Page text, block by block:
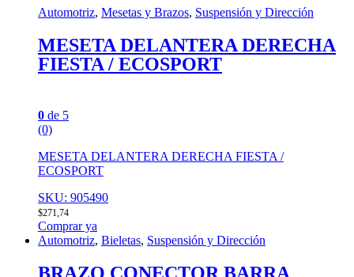
Automotriz, Mesetas y Brazos, Suspensión y Dirección
MESETA DELANTERA DERECHA
FIESTA / ECOSPORT
0 de 5
(0)
MESETA DELANTERA DERECHA FIESTA /
ECOSPORT
SKU: 905490
$271,74
Comprar ya
Automotriz, Bieletas, Suspensión y Dirección